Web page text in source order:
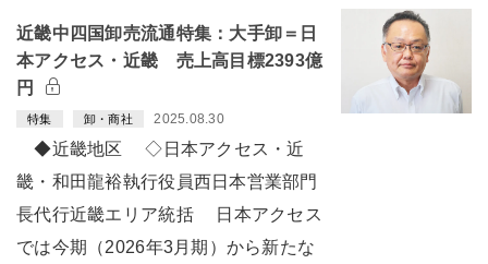
近畿中四国卸売流通特集：大手卸＝日
本アクセス・近畿 売上高目標2393億
円
特集 卸・商社 2025.08.30
◆近畿地区 ◇日本アクセス・近
畿・和田龍裕執行役員西日本営業部門
長代行近畿エリア統括 日本アクセス
では今期（2026年3月期）から新たな